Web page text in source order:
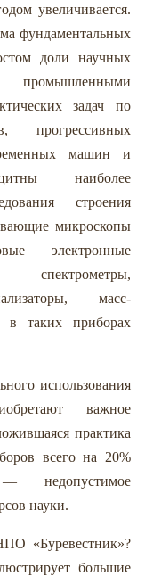
увеличивается.
фундаментальных
доли научных
задач по
прогрессивных
машин и
наиболее
строения
микроскопы
электронные
масс-
в таких приборах
использования
важное
практика
всего на 20%
недопустимое
науки.
«Буревестник»?
большие